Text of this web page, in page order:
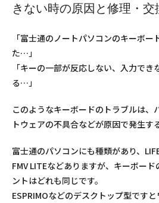
きない時の原因と修理・交
「富士通のノートパソコンのキーボー
た…」
「キーの一部が反応しない、入力で
る…」
このようなキーボードのトラブルは、
トウェアの不具合などが原因で発生す
富士通のパソコンにも種類があり、
FMV LITEなどありますが、キーボー
ントはどれも同じです。
ESPRIMOなどのデスクトップ型です